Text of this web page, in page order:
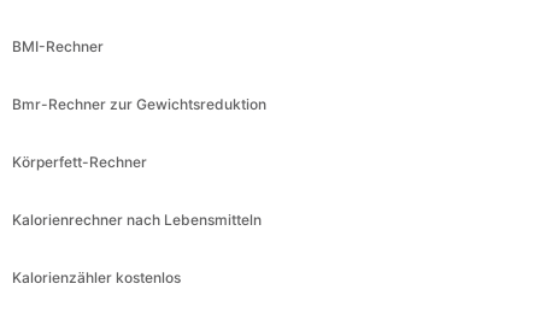
BMI-Rechner
Bmr-Rechner zur Gewichtsreduktion
Körperfett-Rechner
Kalorienrechner nach Lebensmitteln
Kalorienzähler kostenlos